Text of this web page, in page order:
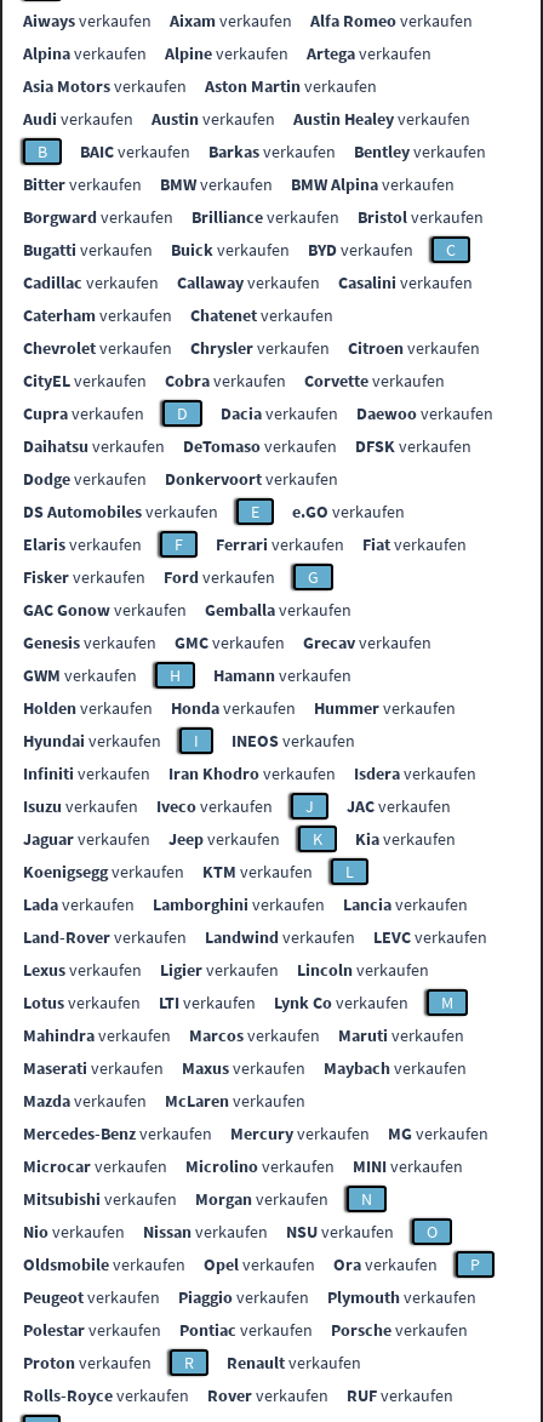
Aiwaysverkaufen Aixamverkaufen Alfa Romeoverkaufen
Alpinaverkaufen Alpineverkaufen Artegaverkaufen
Asia Motorsverkaufen Aston Martinverkaufen
Audi verkaufen Austinverkaufen Austin Healeyverkaufen
B
BAICverkaufen Barkasverkaufen Bentleyverkaufen
Bitterverkaufen BMWverkaufen BMW Alpinaverkaufen
Borgwardverkaufen Brillianceverkaufen Bristolverkaufen
Bugatti verkaufen Buickverkaufen BYDverkaufen
C
Cadillac verkaufen Callawayverkaufen Casalini verkaufen
Caterhamverkaufen Chatenetverkaufen
Chevroletverkaufen Chryslerverkaufen Citroenverkaufen
CityELverkaufen Cobraverkaufen Corvetteverkaufen
Cupraverkaufen D Daciaverkaufen Daewooverkaufen
Daihatsu verkaufen DeTomasoverkaufen DFSKverkaufen
Dodgeverkaufen Donkervoortverkaufen
DS Automobilesverkaufen E e.GO verkaufen
Elarisverkaufen F Ferrari verkaufen Fiatverkaufen
Fiskerverkaufen Fordverkaufen
G
GAC Gonowverkaufen Gemballaverkaufen
Genesisverkaufen GMCverkaufen Grecavverkaufen
GWM verkaufen H Hamannverkaufen
Holdenverkaufen Hondaverkaufen Hummerverkaufen
Hyundai verkaufen I INEOSverkaufen
Infiniti verkaufen Iran Khodroverkaufen Isderaverkaufen
Isuzu verkaufen Ivecoverkaufen J JACverkaufen
Jaguarverkaufen Jeepverkaufen K Kiaverkaufen
Koenigseggverkaufen KTM verkaufen
L
Ladaverkaufen Lamborghini verkaufen Lanciaverkaufen
Land-Roververkaufen Landwindverkaufen LEVCverkaufen
Lexusverkaufen Ligierverkaufen Lincolnverkaufen
Lotusverkaufen LTIverkaufen Lynk Coverkaufen
M
Mahindraverkaufen Marcosverkaufen Maruti verkaufen
Maserati verkaufen Maxusverkaufen Maybachverkaufen
Mazdaverkaufen McLarenverkaufen
Mercedes-Benzverkaufen Mercuryverkaufen MGverkaufen
Microcarverkaufen Microlinoverkaufen MINIverkaufen
Mitsubishi verkaufen Morganverkaufen
N
Nioverkaufen Nissanverkaufen NSUverkaufen
O
Oldsmobileverkaufen Opelverkaufen Oraverkaufen
P
Peugeotverkaufen Piaggioverkaufen Plymouthverkaufen
Polestarverkaufen Pontiac verkaufen Porscheverkaufen
Protonverkaufen R Renaultverkaufen
Rolls-Royceverkaufen Roververkaufen RUFverkaufen